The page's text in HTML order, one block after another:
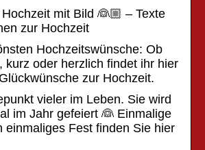
mit Bild 👰🏼 – Texte
zur Hochzeit
Hochzeitswünsche: Ob
kurz oder herzlich findet ihr hier
zur Hochzeit.
vieler im Leben. Sie wird
im Jahr gefeiert 👰 Einmalige
einmaliges Fest finden Sie hier